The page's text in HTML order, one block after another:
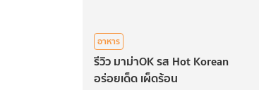
อาหาร
รีวิว มาม่าOK รส Hot Korean
อร่อยเด็ด เผ็ดร้อน